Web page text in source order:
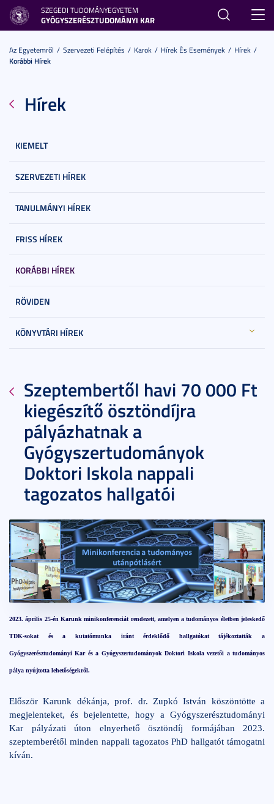
SZEGEDI TUDOMÁNYEGYETEM
GYÓGYSZERÉSZTUDOMÁNYI KAR
Az Egyetemről Szervezeti Felépítés Karok Hírek És Események
Hírek
Korábbi Hírek
Hírek
KIEMELT
SZERVEZETI HÍREK
TANULMÁNYI HÍREK
FRISS HÍREK
KORÁBBI HÍREK
RÖVIDEN
KÖNYVTÁRI HÍREK
Szeptembertől havi 70 000 Ft
kiegészítő ösztöndíjra
pályázhatnak a
Gyógyszertudományok
Doktori Iskola nappali
tagozatos hallgatói
2023. április 25-én Karunk minikonferenciát rendezett, amelyen a tudományos életben jeleskedő
TDK-sokat és a kutatómunka iránt érdeklődő hallgatókat tájékoztatták a
Gyógyszerésztudományi Kar és a Gyógyszertudományok Doktori Iskola vezetői a tudományos
pálya nyújtotta lehetőségekről.
Először Karunk dékánja, prof. dr. Zupkó István köszöntötte a
megjelenteket, és bejelentette, hogy a Gyógyszerésztudományi
Kar pályázati úton elnyerhető ösztöndíj formájában 2023.
szeptemberétől minden nappali tagozatos PhD hallgatót támogatni
kíván.